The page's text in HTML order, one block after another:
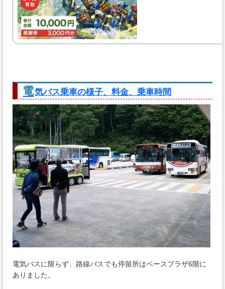
電気バス乗車の様子、料金、乗車時間
電気バスに限らず、路線バスでも停留所はベースプラザ6階に
ありました。